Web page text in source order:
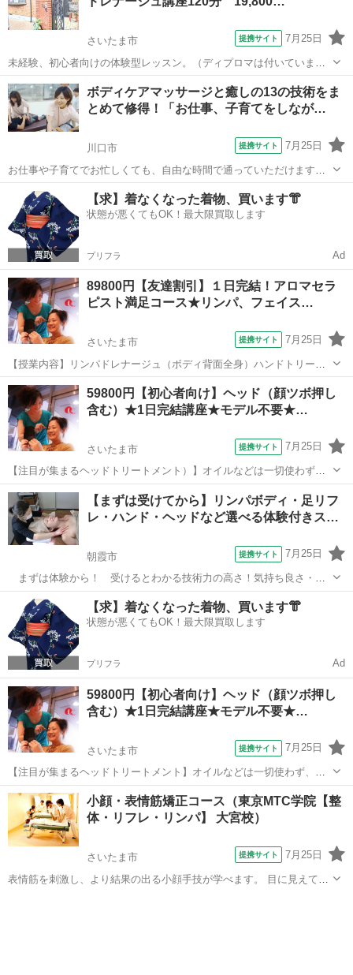
ます。DVDを観ながら自宅等で時間のあ...
さいたま市 提携サイト 7月25日
未経験、初心者向けの体験型レッスン。（ディプロマは付いていませ
ん） 実際に30分の足オイルトリートメントの施術を受けて頂けます。
アロマオイルトリートメントってどんな感じ？興味はあるけど、自分
に合っているかわからない・・・...
埼玉 さいたま市 マッサージ
ボディケアマッサージと癒しの13の技術をま
とめて修得！「お仕事、子育てをしなが…
川口市 提携サイト 7月25日
お仕事や子育てでお忙しくても、自由な時間で通っていただけます。
開業経験のある講師陣から、“本物の癒す技術”を学び、 手に職をつけ
られる技術と知識をマイペースで修得できます。 －受講できる講座－
★実技 リンパドレナージ...
埼玉 マッサージ
【求】着なくなった着物、買います👘
状態が悪くてもOK！最大限買取します
プリフラ Ad
89800円【友達割引】１日完結！アロマセラ
ピスト満足コース★リンパ、フェイス…
さいたま市 提携サイト 7月25日
【授業内容】リンパドレナージュ（ボディ背面全身）ハンドトリート
メント（アロマ）フェイシャルエステ、アロマトリートメント（ボデ
ィ）のこの4つの技術がついています！ レギュラーコースは、137500
円なので激安です！高額な機械は...
埼玉 さいたま市 マッサージ
59800円【初心者向け】ヘッド（顔ツボ押し
含む）★1日完結講座★モデル不要★…
さいたま市 提携サイト 7月25日
【注目が集まるヘッドトリートメント）】オイルなどは一切使わず、
お客様の頭と顔をほぐしていきます。更に顔のツボ押しをプラスして
お教えします！人気メニュー間違え無しです。ウトウトと眠くなって
しまうような気持ちの良いテクニック！他...
埼玉 さいたま市 マッサージ
【まずは受けてから】リンパボディ・足リフ
レ・ハンド・ヘッドなど選べる体験付きス…
朝霞市 提携サイト 7月25日
まずは体験から！ 受けるとわかる技術力の高さ！気持ち良さ・心
地よさ・スッキリ感etc.. 朝霞校アンジェラでは、体験付きのスクール
説明会を行っております。 （駒込校でも可） 体験＆スクール説明で約
９０分 ｜￥３０００ ...
埼玉 マッサージ
【求】着なくなった着物、買います👘
状態が悪くてもOK！最大限買取します
プリフラ Ad
59800円【初心者向け】ヘッド（顔ツボ押し
含む）★1日完結講座★モデル不要★…
さいたま市 提携サイト 7月25日
【注目が集まるヘッドトリートメント】オイルなどは一切使わず、お
客様の頭と顔をほぐしていきます。更に顔のツボ押しをプラスしてお
教えします！人気メニュー間違え無しです。ウトウトと眠くなってし
まうような気持ちの良いテクニック！他の...
埼玉 さいたま市 マッサージ
小顔・表情筋矯正コース（東京MTC学院【整
体・リフレ・リンパ】 大宮校）
さいたま市 提携サイト 7月25日
表情筋を刺激し、より結果の出る小顔手技が学べます。 目に見えて差